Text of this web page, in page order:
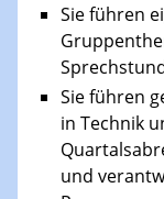
Sie führen
Sie führen
in Technik
und